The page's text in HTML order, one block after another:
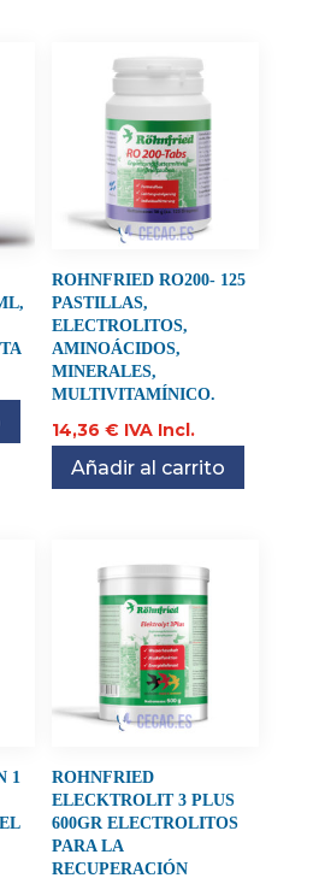
ROHNFRIED RO200- 125
PASTILLAS,
ELECTROLITOS,
AMINOÁCIDOS,
MINERALES,
MULTIVITAMÍNICO.
14,36€ IVA Incl.
Añadir al carrito
1
ROHNFRIED
ELECKTROLIT 3 PLUS
600GR ELECTROLITOS
PARA LA
RECUPERACIÓN